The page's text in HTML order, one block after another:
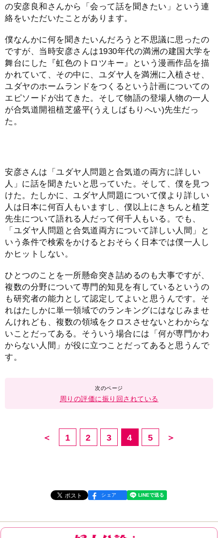
の安彦良和さんから「会って話を聞きたい」という連
絡をいただいたことがあります。
僕なんかに何を聞きたいんだろうと不思議に思ったの
ですが、当時安彦さんは1930年代の満洲の建国大学を
舞台にした『虹色のトロツキー』という漫画作品を描
かれていて、その中に、ユダヤ人を満洲に入植させ、
ユダヤのホームランドをつくるという計画についての
エピソードが出てきた。そして物語の登場人物の一人
が合気道開祖植芝盛平(うえしばもりへい)先生だっ
た。
安彦さんは「ユダヤ人問題と合気道の両方に詳しい
人」に話を聞きたいと思っていた。そして、僕を見つ
けた。たしかに、ユダヤ人問題について僕より詳しい
人は日本に何百人もいますし、僕以上にきちんと植芝
先生について語れる人だって何千人もいる。でも、
「ユダヤ人問題と合気道両方について詳しい人間」と
いう条件で検索をかけるとおそらく日本では僕一人し
かヒットしない。
ひとつのことを一所懸命突き詰めるのも大事ですが、
複数の分野について専門的知見を有しているというの
も研究者の能力として認定してよいと思うんです。そ
れはたしかに単一領域でのランキングにはなじみませ
んけれども、複数の領域をクロスさせないとわからな
いことだってある。そういう場合には「何が専門かわ
からない人間」が役に立つことだってあると思うんで
す。
周りの評価に振り回されている
＜ 1 2 3 4 5 ＞
シェア